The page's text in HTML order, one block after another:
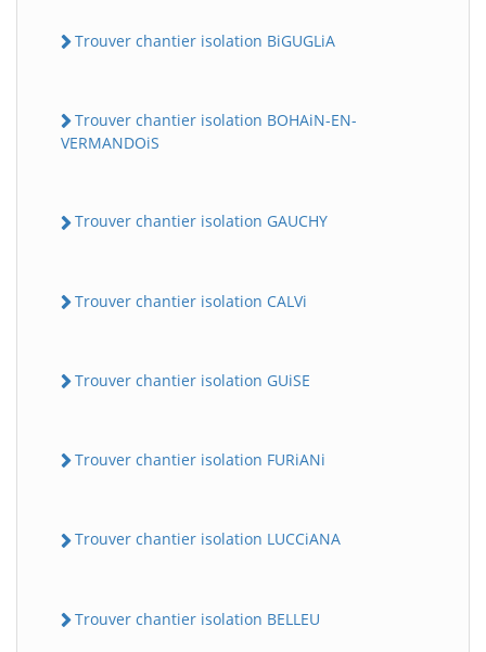
Trouver chantier isolation BiGUGLiA
Trouver chantier isolation BOHAiN-EN-
VERMANDOiS
Trouver chantier isolation GAUCHY
Trouver chantier isolation CALVi
Trouver chantier isolation GUiSE
Trouver chantier isolation FURiANi
Trouver chantier isolation LUCCiANA
Trouver chantier isolation BELLEU